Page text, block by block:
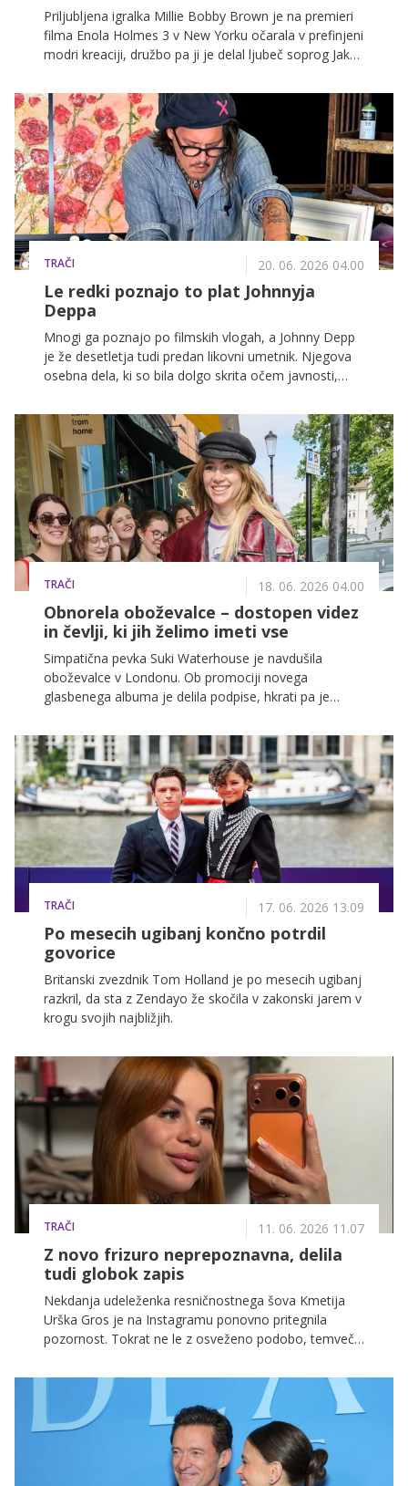
Priljubljena igralka Millie Bobby Brown je na premieri
filma Enola Holmes 3 v New Yorku očarala v prefinjeni
modri kreaciji, družbo pa ji je delal ljubeč soprog Jake
TRAČI 20. 06. 2026 04.00
Le redki poznajo to plat Johnnyja
Deppa
Mnogi ga poznajo po filmskih vlogah, a Johnny Depp
je že desetletja tudi predan likovni umetnik. Njegova
osebna dela, ki so bila dolgo skrita očem javnosti,
prestižne razstave.
TRAČI 18. 06. 2026 04.00
Obnorela oboževalce – dostopen videz
in čevlji, ki jih želimo imeti vse
Simpatična pevka Suki Waterhouse je navdušila
oboževalce v Londonu. Ob promociji novega
glasbenega albuma je delila podpise, hkrati pa je
želimo imeti vse.
TRAČI 17. 06. 2026 13.09
Po mesecih ugibanj končno potrdil
govorice
Britanski zvezdnik Tom Holland je po mesecih ugibanj
razkril, da sta z Zendayo že skočila v zakonski jarem v
krogu svojih najbližjih.
TRAČI 11. 06. 2026 11.07
Z novo frizuro neprepoznavna, delila
tudi globok zapis
Nekdanja udeleženka resničnostnega šova Kmetija
Urška Gros je na Instagramu ponovno pritegnila
pozornost. Tokrat ne le z osveženo podobo, temveč
njo ni najlažje obdobje.